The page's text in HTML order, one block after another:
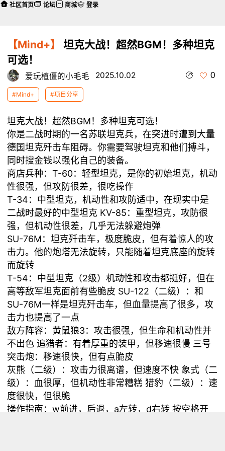
【Mind+】
坦克大战！超然BGM！多种坦克
可选！
爱玩植僵的小毛毛 2025.10.02 0
#Mind+ #项目分享
坦克大战！超然BGM！多种坦克可选！
你是二战时期的一名苏联坦克兵，在突进时遭到大量
德国坦克歼击车阻碍。你需要驾驶坦克和他们搏斗，
同时搜金钱以强化自己的装备。
商店兵种：T-60：轻型坦克，是你的初始坦克，机动
性很强，但攻防很差，很吃操作
T-34：中型坦克，机动性和攻防适中，在现实中是
二战时最好的中型坦克 KV-85：重型坦克，攻防很
强，但机动性很差，几乎无法躲避炮弹
SU-76M：坦克歼击车，极度脆皮，但有着惊人的攻
击力。他的炮塔无法旋转，只能随着坦克底座的旋转
而旋转
T-54：中型坦克（2级）机动性和攻击都挺好，但在
高等敌军坦克面前有些脆皮 SU-122（二级）：和
SU-76M一样是坦克歼击车，但血量提高了很多，攻
击力也提高了一点
敌方阵容：黄鼠狼3：攻击很强，但生命和机动性并
不出色 追猎者：有着厚重的装甲，但移速很慢 三号
突击炮：移速很快，但有点脆皮
灰熊（二级）：攻击力很离谱，但速度不快 象式（二
级）：血很厚，但机动性非常糟糕 猎豹（二级）：速
度很快，但很脆
操作指南：w前进，后退，a左转，d右转 按空格开
社区首页 论坛 商城 登录